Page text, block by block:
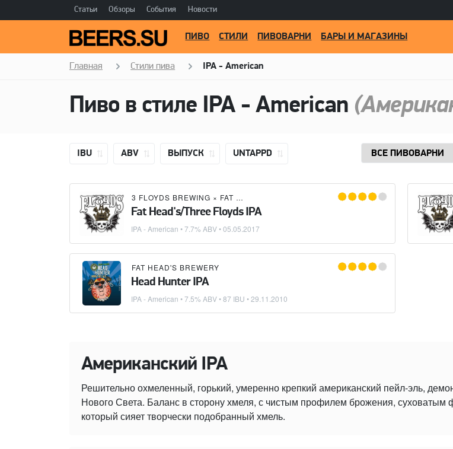
Статьи Обзоры События Новости
ПИВО СТИЛИ ПИВОВАРНИ БАРЫ И МАГАЗИНЫ
Главная Стили пива IPA - American
Пиво в стиле IPA - American
IBU ABV ВЫПУСК UNTAPPD
3 FLOYDS BREWING × FAT HEAD'S BREWERY
Fat Head's/Three Floyds IPA
IPA - American • 7.7% ABV •05.05.2017
FAT HEAD'S BREWERY
Head Hunter IPA
IPA - American • 7.5% ABV • 87 IBU •29.11.2010
Американский IPA
Решительно охмеленный, горький, умеренно крепкий американский пейл-эль,
Нового Света. Баланс в сторону хмеля, с чистым профилем брожения,
который сияет творчески подобранный хмель.